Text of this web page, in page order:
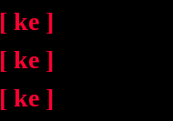
[ ke ]
[ ke ]
[ ke ]